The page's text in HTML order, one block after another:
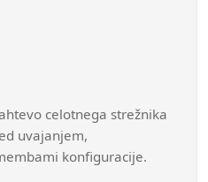
celotnega strežnika
uvajanjem,
konfiguracije.